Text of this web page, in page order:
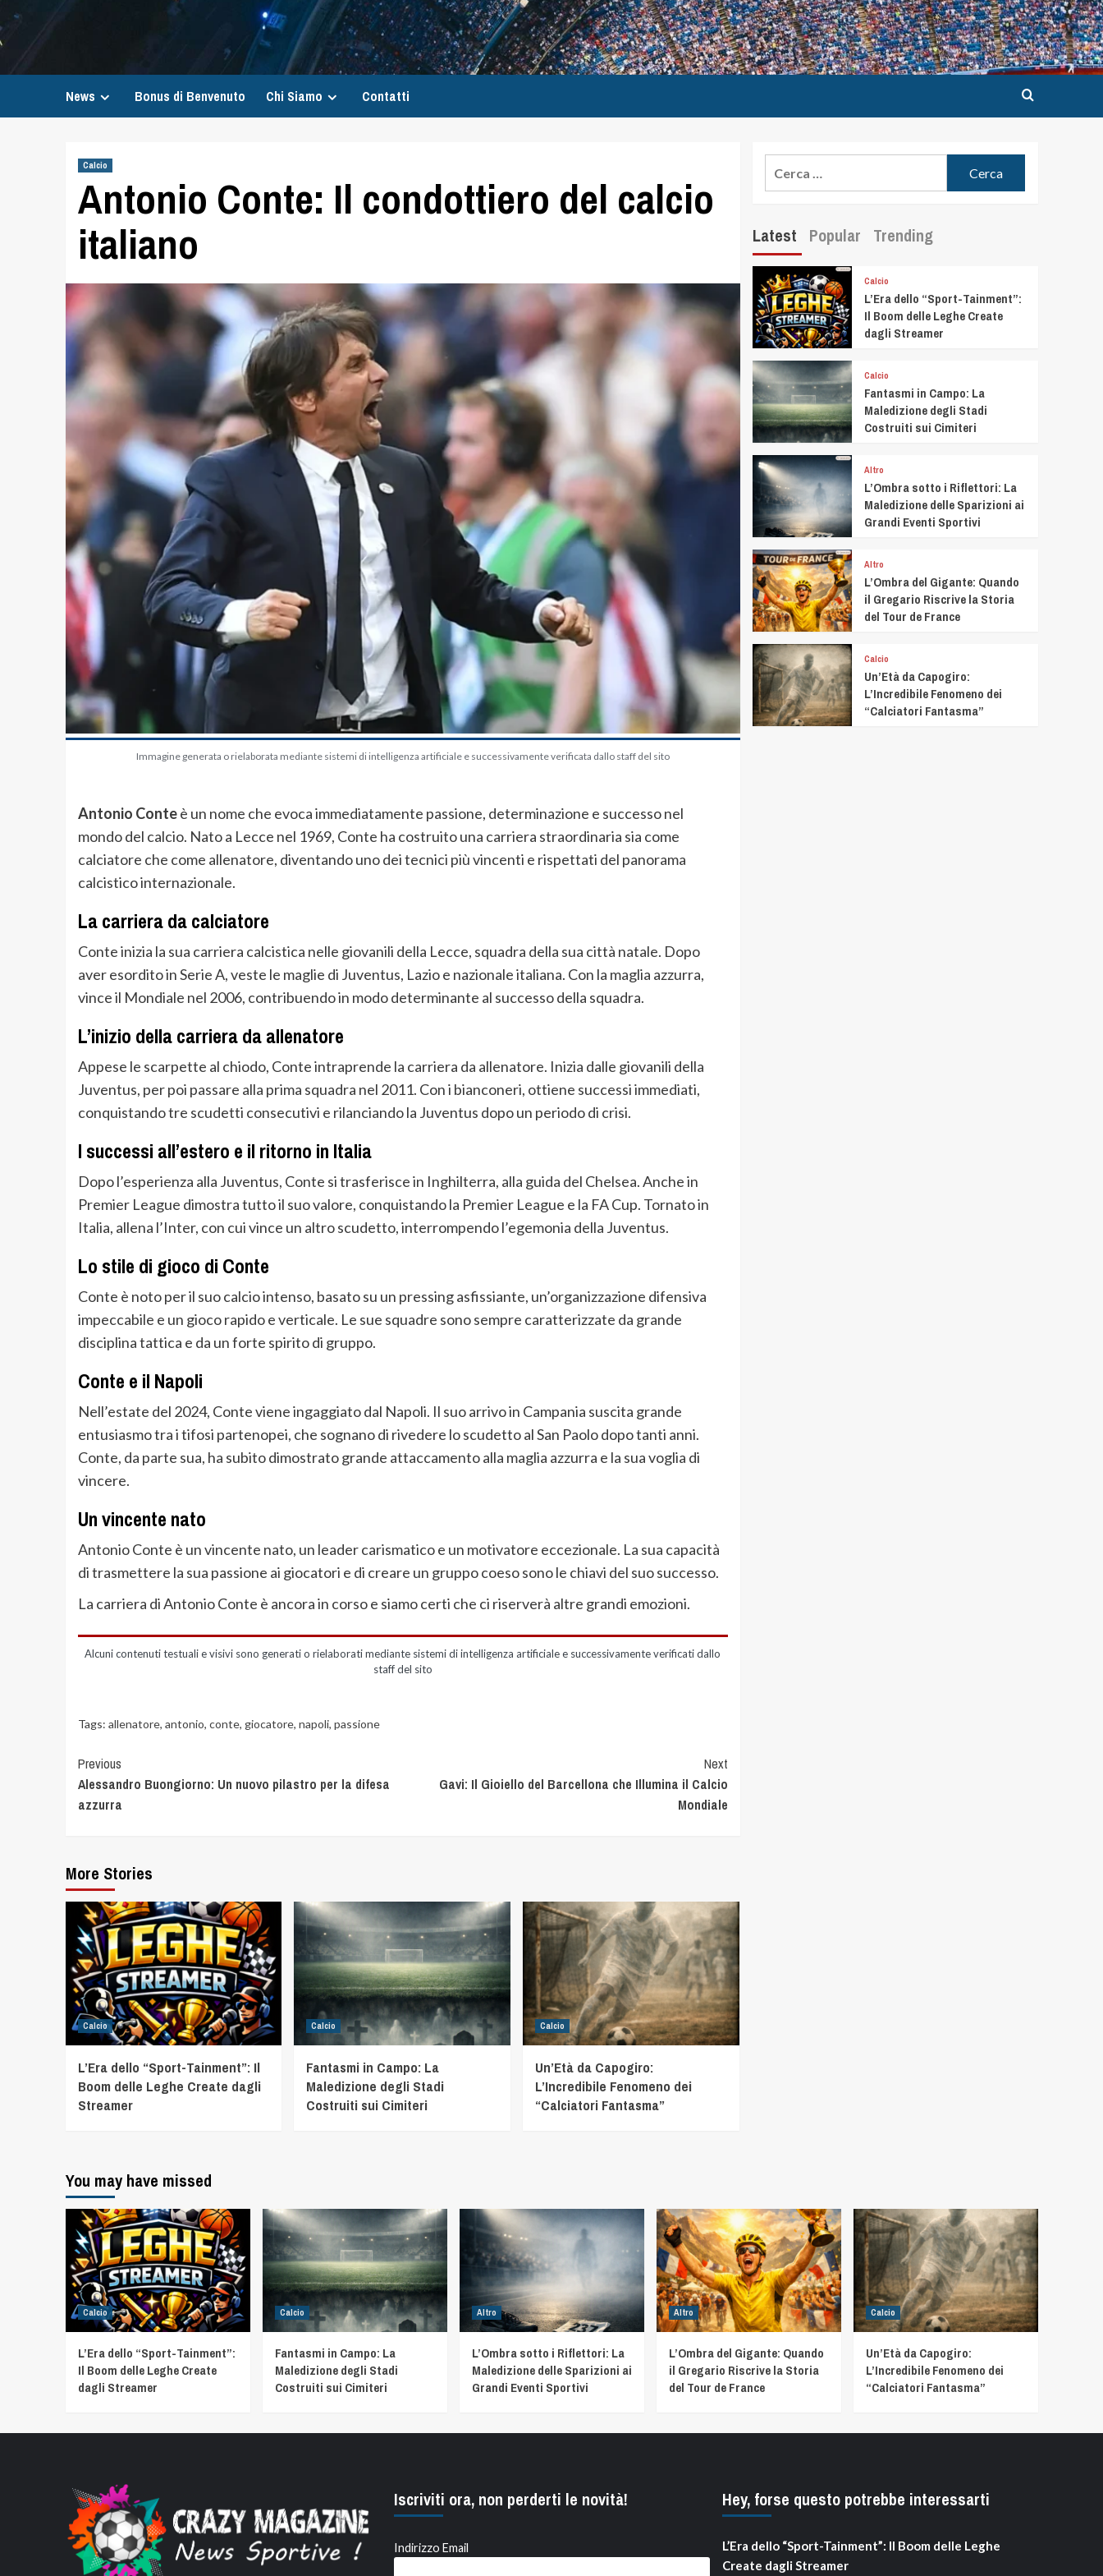
News Bonus di Benvenuto Chi Siamo Contatti
Calcio
Antonio Conte: Il condottiero del calcio
italiano
Immagine generata o rielaborata mediante sistemi di intelligenza artificiale e successivamente verificata dallo staff del sito
Antonio Conteè un nome che evoca immediatamente passione, determinazione e successo nel
mondo del calcio. Nato a Lecce nel 1969, Conte ha costruito una carriera straordinaria sia come
calciatore che come allenatore, diventando uno dei tecnici più vincenti e rispettati del panorama
calcistico internazionale.
La carriera da calciatore
Conte inizia la sua carriera calcistica nelle giovanili della Lecce, squadra della sua città natale. Dopo
aver esordito in Serie A, veste le maglie di Juventus, Lazio e nazionale italiana. Con la maglia azzurra,
vince il Mondiale nel 2006, contribuendo in modo determinante al successo della squadra.
L’inizio della carriera da allenatore
Appese le scarpette al chiodo, Conte intraprende la carriera da allenatore. Inizia dalle giovanili della
Juventus, per poi passare alla prima squadra nel 2011. Con i bianconeri, ottiene successi immediati,
conquistando tre scudetti consecutivi e rilanciando la Juventus dopo un periodo di crisi.
I successi all’estero e il ritorno in Italia
Dopo l’esperienza alla Juventus, Conte si trasferisce in Inghilterra, alla guida del Chelsea. Anche in
Premier League dimostra tutto il suo valore, conquistando la Premier League e la FA Cup. Tornato in
Italia, allena l’Inter, con cui vince un altro scudetto, interrompendo l’egemonia della Juventus.
Lo stile di gioco di Conte
Conte è noto per il suo calcio intenso, basato su un pressing asfissiante, un’organizzazione difensiva
impeccabile e un gioco rapido e verticale. Le sue squadre sono sempre caratterizzate da grande
disciplina tattica e da un forte spirito di gruppo.
Conte e il Napoli
Nell’estate del 2024, Conte viene ingaggiato dal Napoli. Il suo arrivo in Campania suscita grande
entusiasmo tra i tifosi partenopei, che sognano di rivedere lo scudetto al San Paolo dopo tanti anni.
Conte, da parte sua, ha subito dimostrato grande attaccamento alla maglia azzurra e la sua voglia di
vincere.
Un vincente nato
Antonio Conte è un vincente nato, un leader carismatico e un motivatore eccezionale. La sua capacità
di trasmettere la sua passione ai giocatori e di creare un gruppo coeso sono le chiavi del suo successo.
La carriera di Antonio Conte è ancora in corso e siamo certi che ci riserverà altre grandi emozioni.
Alcuni contenuti testuali e visivi sono generati o rielaborati mediante sistemi di intelligenza artificiale e successivamente verificati dallo
staff del sito
Tags: allenatore, antonio, conte, giocatore, napoli, passione
Previous
Alessandro Buongiorno: Un nuovo pilastro per la difesa
azzurra
Next
Gavi: Il Gioiello del Barcellona che Illumina il Calcio
Mondiale
More Stories
Calcio
L’Era dello “Sport-Tainment”: Il
Boom delle Leghe Create dagli
Streamer
Calcio
Fantasmi in Campo: La
Maledizione degli Stadi
Costruiti sui Cimiteri
Calcio
Un’Età da Capogiro:
L’Incredibile Fenomeno dei
“Calciatori Fantasma”
Latest Popular Trending
Calcio
L’Era dello “Sport-Tainment”:
Il Boom delle Leghe Create
dagli Streamer
Calcio
Fantasmi in Campo: La
Maledizione degli Stadi
Costruiti sui Cimiteri
Altro
L’Ombra sotto i Riflettori: La
Maledizione delle Sparizioni ai
Grandi Eventi Sportivi
Altro
L’Ombra del Gigante: Quando
il Gregario Riscrive la Storia
del Tour de France
Calcio
Un’Età da Capogiro:
L’Incredibile Fenomeno dei
“Calciatori Fantasma”
You may have missed
Calcio
L’Era dello “Sport-Tainment”:
Il Boom delle Leghe Create
dagli Streamer
Calcio
Fantasmi in Campo: La
Maledizione degli Stadi
Costruiti sui Cimiteri
Altro
L’Ombra sotto i Riflettori: La
Maledizione delle Sparizioni ai
Grandi Eventi Sportivi
Altro
L’Ombra del Gigante: Quando
il Gregario Riscrive la Storia
del Tour de France
Calcio
Un’Età da Capogiro:
L’Incredibile Fenomeno dei
“Calciatori Fantasma”
Iscriviti ora, non perderti le novità!
Indirizzo Email
Hey, forse questo potrebbe interessarti
L’Era dello “Sport-Tainment”: Il Boom delle Leghe
Create dagli Streamer